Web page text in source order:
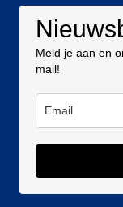
Meld je aan en
mail!